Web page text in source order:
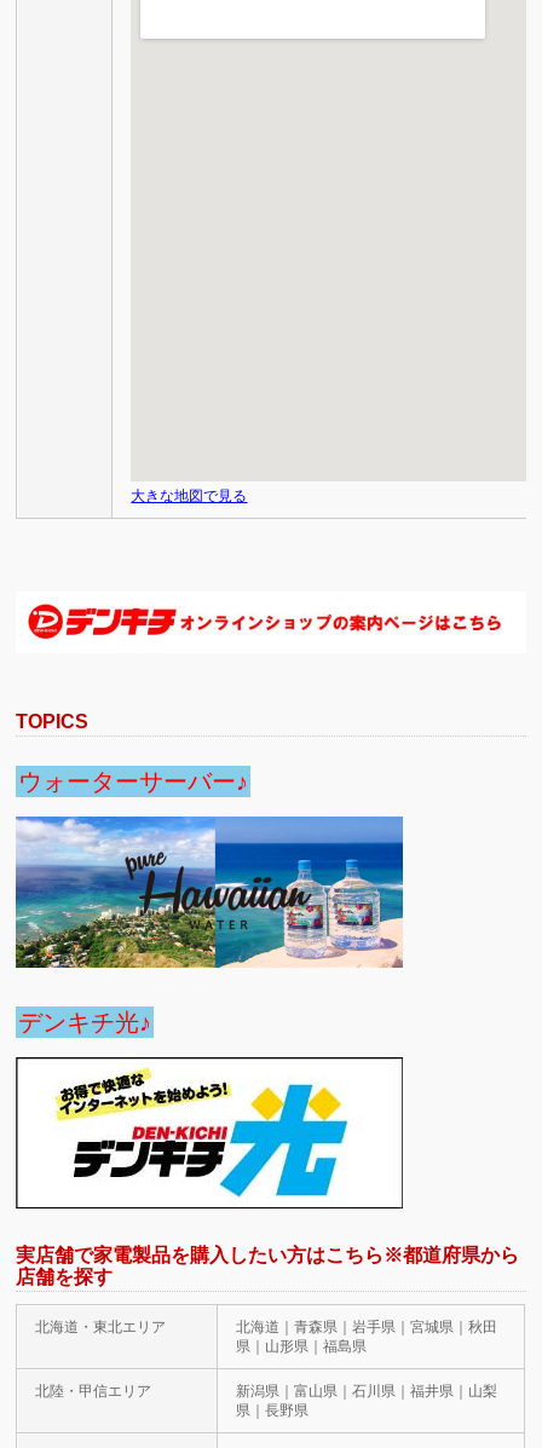
大きな地図で見る
TOPICS
ウォーターサーバー♪
デンキチ光♪
実店舗で家電製品を購入したい方はこちら※都道府県から
店舗を探す
北海道・東北エリア
北海道｜青森県｜岩手県｜宮城県｜秋田
県｜山形県｜福島県
北陸・甲信エリア
新潟県｜富山県｜石川県｜福井県｜山梨
県｜長野県